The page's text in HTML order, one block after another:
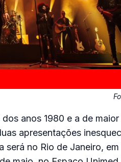
anos 1980 e a de
apresentações
no Rio de Janeiro,